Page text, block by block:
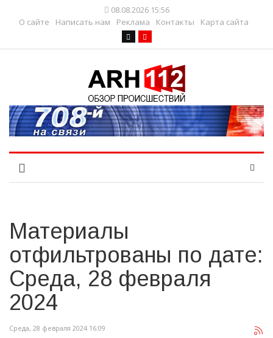
08.08.2026 15:56
О сайте
Написать нам Реклама Контакты Карта сайта
Материалы
отфильтрованы по дате:
Среда, 28 февраля
2024
Среда, 28 февраля 2024 16:09